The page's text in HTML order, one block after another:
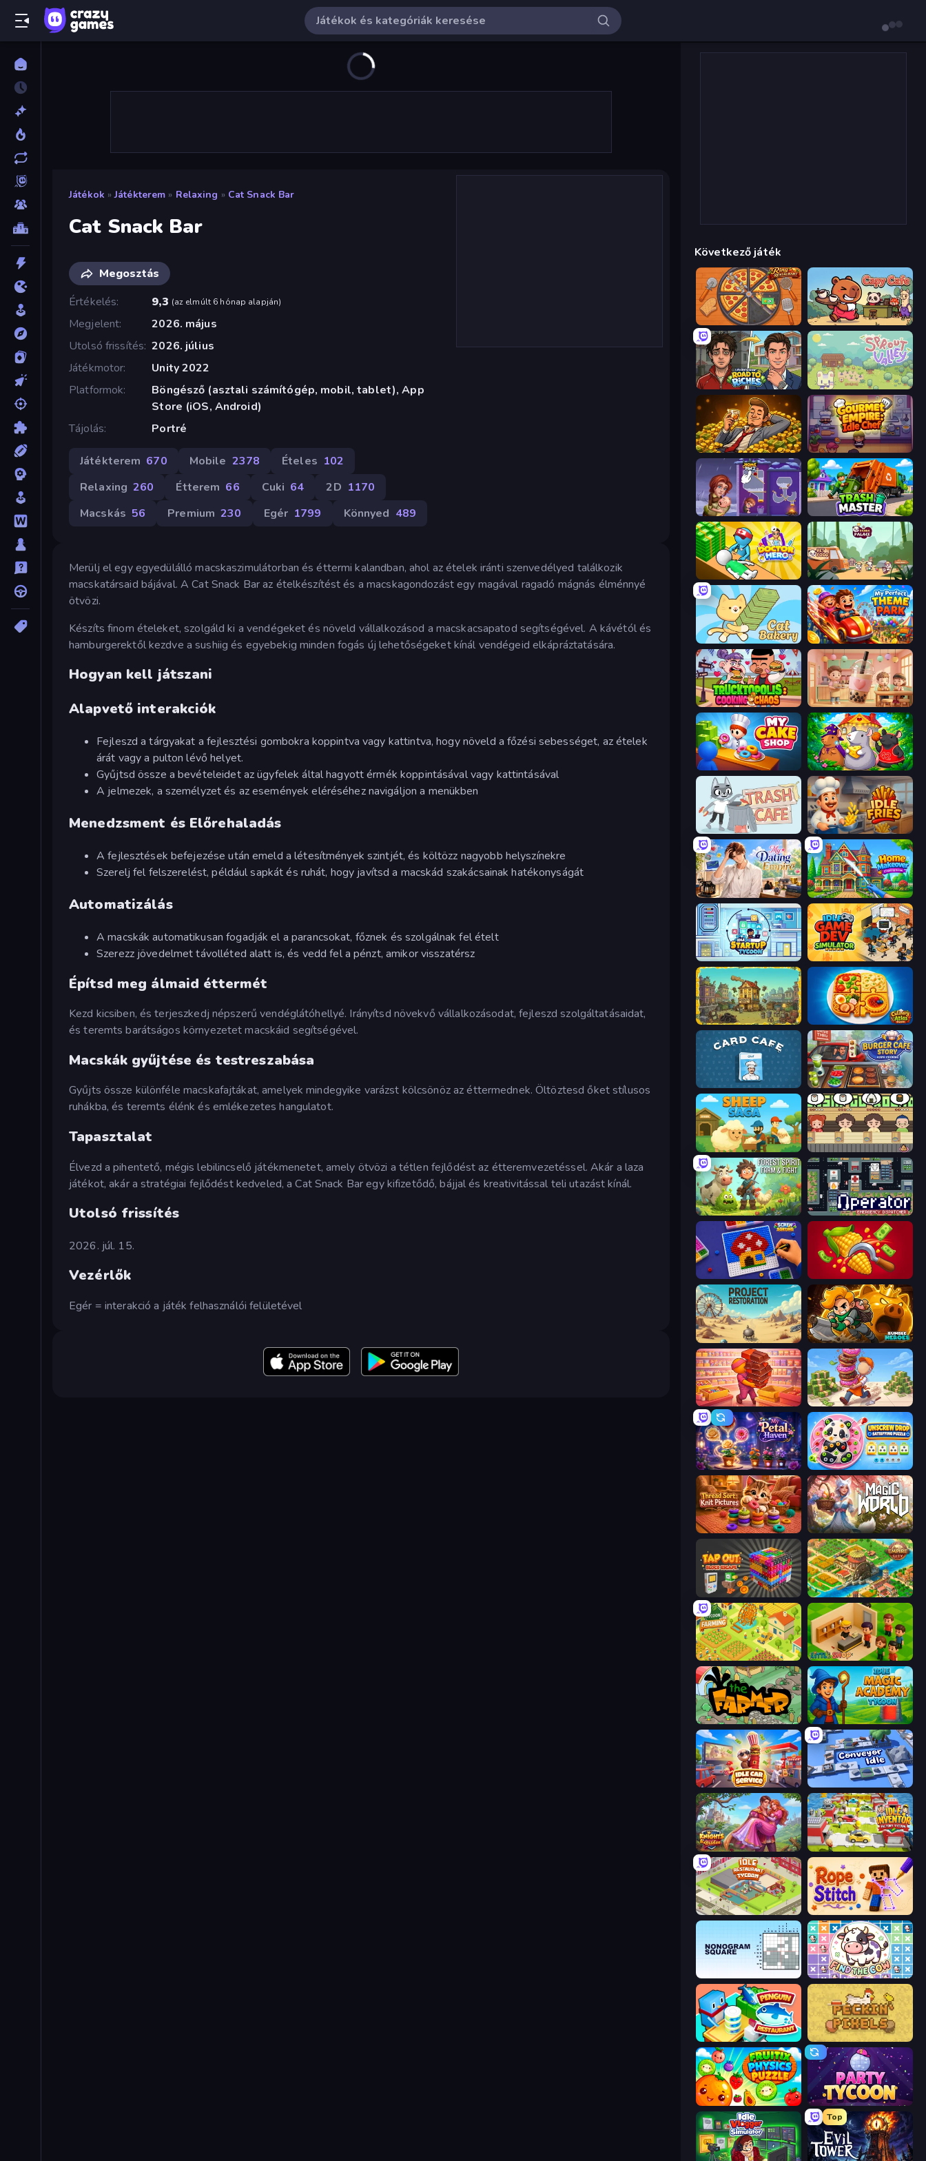
Játékok » Játékterem » Relaxing » Cat Snack Bar
Cat Snack Bar
Megosztás
Értékelés
9,3 (az elmúlt 6 hónap alapján)
Megjelent
2026. május
Utolsó frissítés 2026. július
Játékmotor
Unity 2022
Platformok
Böngésző (asztali számítógép, mobil, tablet), App
Store (iOS, Android)
Tájolás
Portré
Játékterem 670 Mobile 2378 Ételes 102
Relaxing 260 Étterem 66 Cuki 64 2D 1170
Macskás 56 Premium 230 Egér 1799 Könnyed 489
Merülj el egy egyedülálló macskaszimulátorban és éttermi kalandban, ahol az ételek iránti szenvedélyed találkozik
macskatársaid bájával. A Cat Snack Bar az ételkészítést és a macskagondozást egy magával ragadó mágnás élménnyé
ötvözi.
Készíts finom ételeket, szolgáld ki a vendégeket és növeld vállalkozásod a macskacsapatod segítségével. A kávétól és
hamburgerektől kezdve a sushiig és egyebekig minden fogás új lehetőségeket kínál vendégeid elkápráztatására.
Hogyan kell játszani
Alapvető interakciók
Fejleszd a tárgyakat a fejlesztési gombokra koppintva vagy kattintva, hogy növeld a főzési sebességet, az ételek
árát vagy a pulton lévő helyet.
Gyűjtsd össze a bevételeidet az ügyfelek által hagyott érmék koppintásával vagy kattintásával
A jelmezek, a személyzet és az események eléréséhez navigáljon a menükben
Menedzsment és Előrehaladás
A fejlesztések befejezése után emeld a létesítmények szintjét, és költözz nagyobb helyszínekre
Szerelj fel felszerelést, például sapkát és ruhát, hogy javítsd a macskád szakácsainak hatékonyságát
Automatizálás
A macskák automatikusan fogadják el a parancsokat, főznek és szolgálnak fel ételt
Szerezz jövedelmet távolléted alatt is, és vedd fel a pénzt, amikor visszatérsz
Építsd meg álmaid éttermét
Kezd kicsiben, és terjeszkedj népszerű vendéglátóhellyé. Irányítsd növekvő vállalkozásodat, fejleszd szolgáltatásaidat,
és teremts barátságos környezetet macskáid segítségével.
Macskák gyűjtése és testreszabása
Gyűjts össze különféle macskafajtákat, amelyek mindegyike varázst kölcsönöz az éttermednek. Öltöztesd őket stílusos
ruhákba, és teremts élénk és emlékezetes hangulatot.
Tapasztalat
Élvezd a pihentető, mégis lebilincselő játékmenetet, amely ötvözi a tétlen fejlődést az étteremvezetéssel. Akár a laza
játékot, akár a stratégiai fejlődést kedveled, a Cat Snack Bar egy kifizetődő, bájjal és kreativitással teli utazást kínál.
Utolsó frissítés
2026. júl. 15.
Vezérlők
Egér = interakció a játék felhasználói felületével
Következő játék
Ring Restaurant Capy Cafe
Life Simulator: Road to Riches Sprout Valley
Idle Billionaire Tycoon
Home Pin 2 Trash Master
Doctor Hero Panda Palace
Cat Bakery My Perfect Theme Park
Trucktopolis Cooking Chaos Boba Shop
My Cake Shop Rat's House - Nonogram
Trash Cafe Idle Fries
My Dating Empire Home Makeover Cleaning Game
Idle Startup Tycoon Idle Game Dev Simulator
The Garbaggio Hotel Culinary Atlas
Card Cafe Burger Cafe Story ASMR Cooking
Sheep Saga
Forest Spirit: Farm & Fight Operator: Emergency Dispatcher
Screw Sorting Farm-51: Secret Harvest
Project Restoration Rumble Heroes
Candy Packing Store Donut Place
My Petal Haven Unscrew Drop: Satisfying Puzzle
Thread Sort: Knit Pictures Magic World
Tap Out: Block Escape Empire City
Farming Tycoon 3D Little Shop
The Farmer Idle Magic Academy Tycoon
Idle Car Service: Tycoon Conveyor Idle
Knights & Brides Idle Inventor
Idle Restaurant Tycoon Rope Stitch Puzzle
Find The Cow
Penguin Restaurant Peckin' Pixels
Fruitix: Physics Puzzle Party Tycoon
Top